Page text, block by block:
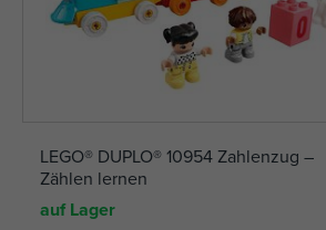
LEGO® DUPLO® 10954 Zahlenzug –
Zählen lernen
auf Lager